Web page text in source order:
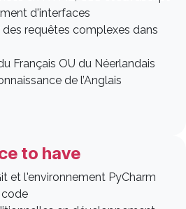
d'interfaces
des requêtes complexes dans
Français OU du Néerlandais
de l’Anglais
to have
et l'environnement PyCharm